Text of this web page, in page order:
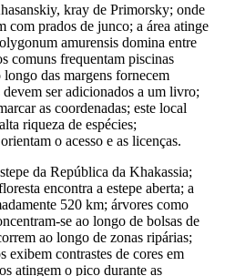
kray de Primorsky; onde
com prados de junco; a área atinge
amurensis domina entre
comuns frequentam piscinas
longo das margens fornecem
devem ser adicionados a um livro;
as coordenadas; este local
riqueza de espécies;
o acesso e as licenças.
da República da Khakassia;
encontra a estepe aberta; a
520 km; árvores como
se ao longo de bolsas de
ao longo de zonas ripárias;
exibem contrastes de cores em
atingem o pico durante as